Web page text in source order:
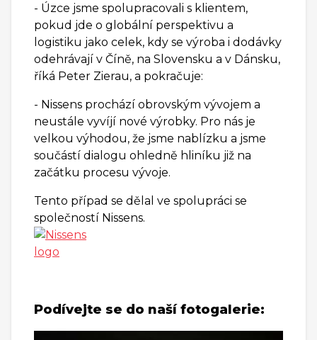
- Úzce jsme spolupracovali s klientem,
pokud jde o globální perspektivu a
logistiku jako celek, kdy se výroba i dodávky
odehrávají v Číně, na Slovensku a v Dánsku,
říká Peter Zierau, a pokračuje:
- Nissens prochází obrovským vývojem a
neustále vyvíjí nové výrobky. Pro nás je
velkou výhodou, že jsme nablízku a jsme
součástí dialogu ohledně hliníku již na
začátku procesu vývoje.
Tento případ se dělal ve spolupráci se
společností Nissens.
Podívejte se do naší fotogalerie: